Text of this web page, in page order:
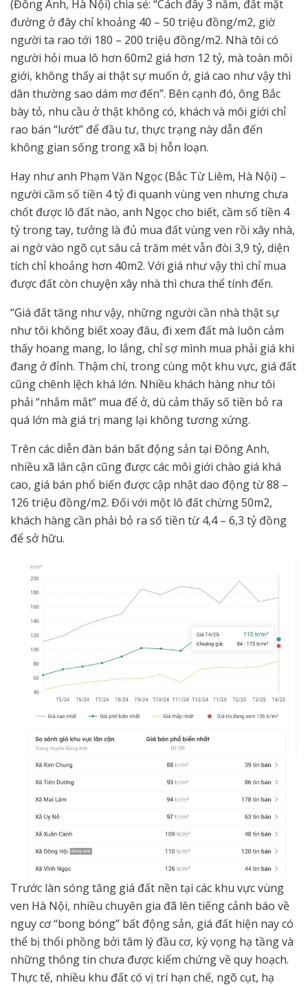
(Đông Anh, Hà Nội) chia sẻ: “Cách đây 3 năm, đất mặt
đường ở đây chỉ khoảng 40 – 50 triệu đồng/m2, giờ
người ta rao tới 180 – 200 triệu đồng/m2. Nhà tôi có
người hỏi mua lô hơn 60m2 giá hơn 12 tỷ, mà toàn môi
giới, không thấy ai thật sự muốn ở, giá cao như vậy thì
dân thường sao dám mơ đến”. Bên cạnh đó, ông Bắc
bày tỏ, nhu cầu ở thật không có, khách và môi giới chỉ
rao bán “lướt” để đầu tư, thực trạng này dẫn đến
không gian sống trong xã bị hỗn loạn.
Hay như anh Phạm Văn Ngọc (Bắc Từ Liêm, Hà Nội) –
người cầm số tiền 4 tỷ đi quanh vùng ven nhưng chưa
chốt được lô đất nào, anh Ngọc cho biết, cầm số tiền 4
tỷ trong tay, tưởng là đủ mua đất vùng ven rồi xây nhà,
ai ngờ vào ngõ cụt sâu cả trăm mét vẫn đòi 3,9 tỷ, diện
tích chỉ khoảng hơn 40m2. Với giá như vậy thì chỉ mua
được đất còn chuyện xây nhà thì chưa thể tính đến.
“Giá đất tăng như vậy, những người cần nhà thật sự
như tôi không biết xoay đâu, đi xem đất mà luôn cảm
thấy hoang mang, lo lắng, chỉ sợ mình mua phải giá khi
đang ở đỉnh. Thậm chí, trong cùng một khu vực, giá đất
cũng chênh lệch khá lớn. Nhiều khách hàng như tôi
phải “nhắm mắt” mua để ở, dù cảm thấy số tiền bỏ ra
quá lớn mà giá trị mang lại không tương xứng.
Trên các diễn đàn bán bất động sản tại Đông Anh,
nhiều xã lân cận cũng được các môi giới chào giá khá
cao, giá bán phổ biến được cập nhật dao động từ 88 –
126 triệu đồng/m2. Đối với một lô đất chừng 50m2,
khách hàng cần phải bỏ ra số tiền từ 4,4 – 6,3 tỷ đồng
để sở hữu.
Trước làn sóng tăng giá đất nền tại các khu vực vùng
ven Hà Nội, nhiều chuyên gia đã lên tiếng cảnh báo về
nguy cơ “bong bóng” bất động sản, giá đất hiện nay có
thể bị thổi phồng bởi tâm lý đầu cơ, kỳ vọng hạ tầng và
những thông tin chưa được kiểm chứng về quy hoạch.
Thực tế, nhiều khu đất có vị trí hạn chế, ngõ cụt, hạ